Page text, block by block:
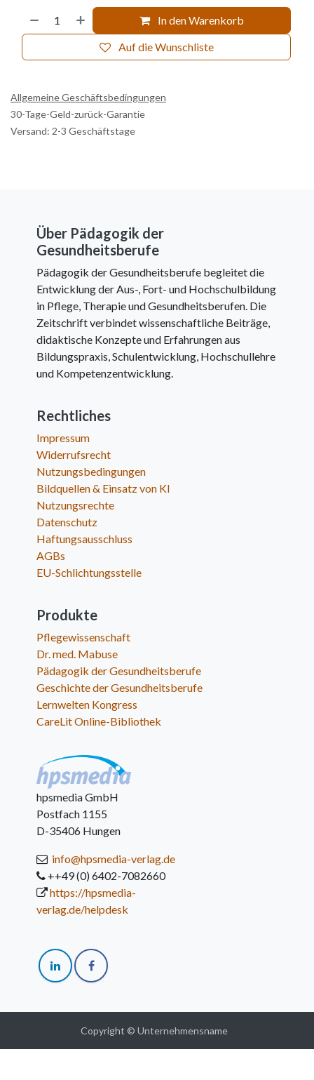
In den Warenkorb
Auf die Wunschliste
Allgemeine Geschäftsbedingungen
30-Tage-Geld-zurück-Garantie
Versand: 2-3 Geschäftstage
Über Pädagogik der
Gesundheitsberufe
Pädagogik der Gesundheitsberufe begleitet die
Entwicklung der Aus-, Fort- und Hochschulbildung
in Pflege, Therapie und Gesundheitsberufen. Die
Zeitschrift verbindet wissenschaftliche Beiträge,
didaktische Konzepte und Erfahrungen aus
Bildungspraxis, Schulentwicklung, Hochschullehre
und Kompetenzentwicklung.
Rechtliches
Impressum
Widerrufsrecht
Nutzungsbedingungen
Bildquellen & Einsatz von KI
Nutzungsrechte
Datenschutz
Haftungsausschluss
AGBs
EU-Schlichtungsstelle
Produkte
Pflegewissenschaft
Dr. med. Mabuse
Pädagogik der Gesundheitsberufe
Geschichte der Gesundheitsberufe
Lernwelten Kongress
CareLit Online-Bibliothek
hpsmedia GmbH
Postfach 1155
D-35406 Hungen
info@hpsmedia-verlag.de
++49 (0) 6402-7082660
https://hpsmedia-
verlag.de/helpdesk
Copyright © Unternehmensname